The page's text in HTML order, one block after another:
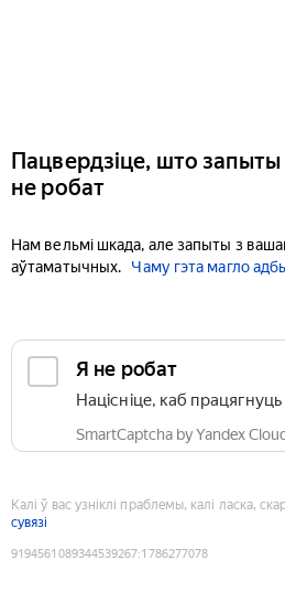
Пацвердзіце, што запыты
не робат
Нам вельмі шкада, але запыты з
аўтаматычных.
Чаму гэта магло
Я не робат
Націсніце, каб працягнуць
SmartCaptcha by Yandex
Калі ў вас узніклі праблемы, калі ласка,
сувязі
9194561089344539267:1786277078